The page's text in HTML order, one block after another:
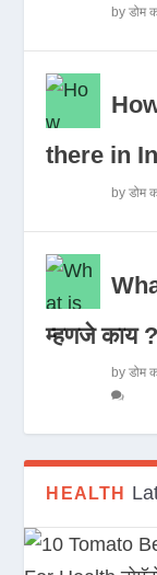
byडोम
there in
byडोम
म्हणजे काय
byडोम
HEALTH